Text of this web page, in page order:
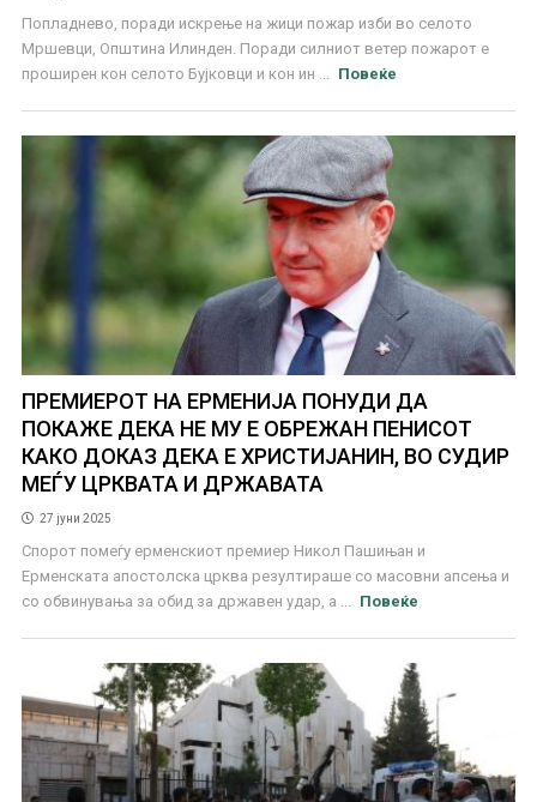
Попладнево, поради искрење на жици пожар изби во селото
Мршевци, Општина Илинден. Поради силниот ветер пожарот е
проширен кон селото Бујковци и кон ин ...
Повеќе
ПРЕМИЕРОТ НА ЕРМЕНИЈА ПОНУДИ ДА
ПОКАЖЕ ДЕКА НЕ МУ Е ОБРЕЖАН ПЕНИСОТ
КАКО ДОКАЗ ДЕКА Е ХРИСТИЈАНИН, ВО СУДИР
МЕЃУ ЦРКВАТА И ДРЖАВАТА
27 јуни 2025
Спорот помеѓу ерменскиот премиер Никол Пашињан и
Ерменската апостолска црква резултираше со масовни апсења и
со обвинувања за обид за државен удар, а ...
Повеќе